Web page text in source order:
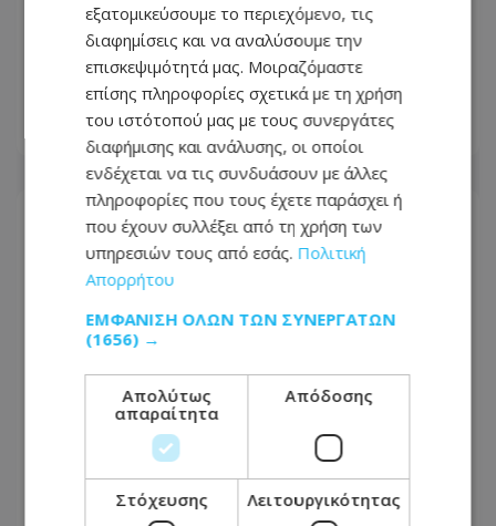
Έκλεψαν αυτοκίνητο στη Λεμεσό αλλά
δεν πήγαν μακριά – Πώς τους
εντόπισε η Αστυνομία
Βραδινός έλεγχος στην Αγία Νάπα
εξατομικεύσουμε το περιεχόμενο, τις
διαφημίσεις και να αναλύσουμε την
επισκεψιμότητά μας. Μοιραζόμαστε
επίσης πληροφορίες σχετικά με τη χρήση
του ιστότοπού μας με τους συνεργάτες
διαφήμισης και ανάλυσης, οι οποίοι
ενδέχεται να τις συνδυάσουν με άλλες
πληροφορίες που τους έχετε παράσχει ή
που έχουν συλλέξει από τη χρήση των
υπηρεσιών τους από εσάς. Πολιτική
Απορρήτου
ΕΜΦΆΝΙΣΗ ΌΛΩΝ ΤΩΝ ΣΥΝΕΡΓΑΤΏΝ
(1656) →
Απολύτως
απαραίτητα
Απόδοσης
Στόχευσης Λειτουργικότητας